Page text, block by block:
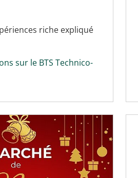
riche expliqué
sur le BTS Technico-